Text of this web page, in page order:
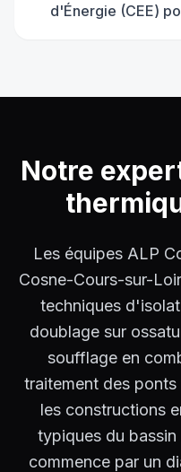
d'Énergie (CEE)
Notre
Les équipes ALP
Cosne-Cours-sur-
techniques
doublage sur
soufflage en
traitement des
les constructions
typiques du
commence par un